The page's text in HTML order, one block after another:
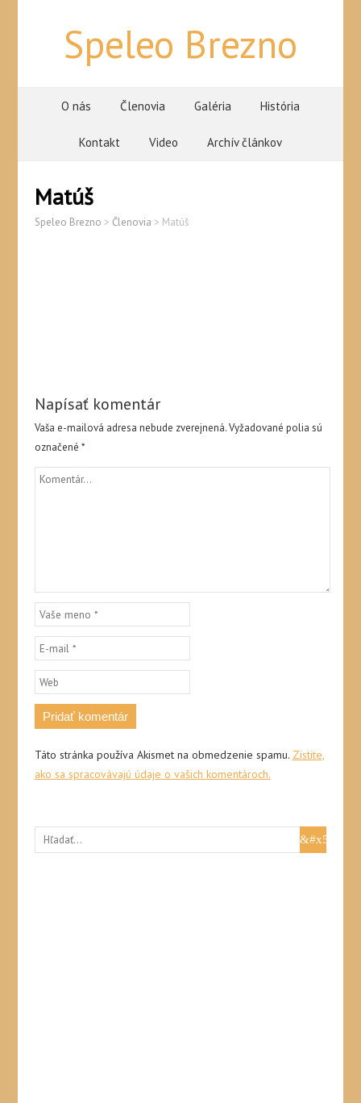
Speleo Brezno
O nás Členovia Galéria História
Kontakt Video Archív článkov
Matúš
Speleo Brezno > Členovia > Matúš
Napísať komentár
Vaša e-mailová adresa nebude zverejnená. Vyžadované polia sú
označené *
Táto stránka používa Akismet na obmedzenie spamu. Zistite,
ako sa spracovávajú údaje o vašich komentároch.